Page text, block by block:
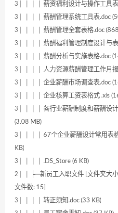
3│ │ │ │ 薪资福利设计与操作工具
3│ │ │ │ 薪酬管理系统工具表.doc
3│ │ │ │ 薪酬管理全套表格.doc
3│ │ │ │ 薪酬福利管理制度设计与
3│ │ │ │ 薪酬分析与实施表格.doc
3│ │ │ │ 人力资源薪酬管理工作月
3│ │ │ │ 企业薪酬市场调查表.doc
3│ │ │ │ 企业核算工资表格式 .xls
3│ │ │ │ 各行业薪酬制度和薪酬设
(3.08 MB)
3│ │ │ │ 67个企业薪酬设计常用表
KB)
3│ │ │ │ .DS_Store (6 KB)
2│ │ ├─新员工入职文件 [文件夹大
文件数: 15]
3│ │ │ │ 转正须知.doc (33 KB)